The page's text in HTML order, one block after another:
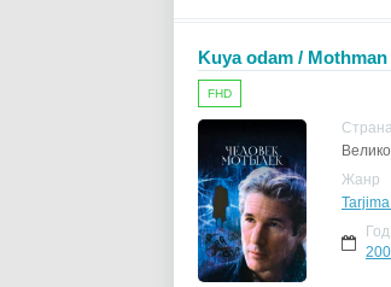
Kuya odam /
FHD
Жанр
Год